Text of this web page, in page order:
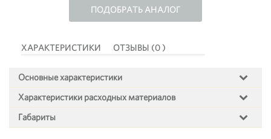
ПОДОБРАТЬ АНАЛОГ
ХАРАКТЕРИСТИКИ ОТЗЫВЫ (0 )
Основные характеристики
Характеристики расходных материалов
Габариты